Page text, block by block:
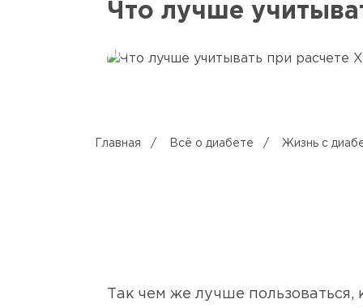
Главная / Всё о диабете / Жизнь с
Что лучше
Так чем же лучше пользоваться,